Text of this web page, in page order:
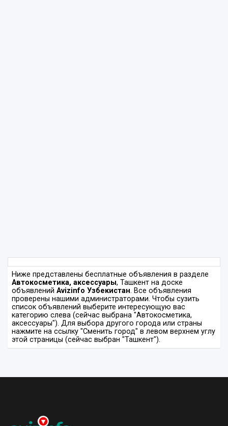
Ниже представлены бесплатные объявления в разделе
Автокосметика, аксессуары, Ташкент на доске
объявлений Avizinfo Узбекистан. Все объявления
проверены нашими администраторами. Чтобы сузить
список объявлений выберите интересующую вас
категорию слева (сейчас выбрана "Автокосметика,
аксессуары"). Для выбора другого города или страны
нажмите на ссылку "Сменить город" в левом верхнем углу
этой страницы (сейчас выбран "Ташкент").